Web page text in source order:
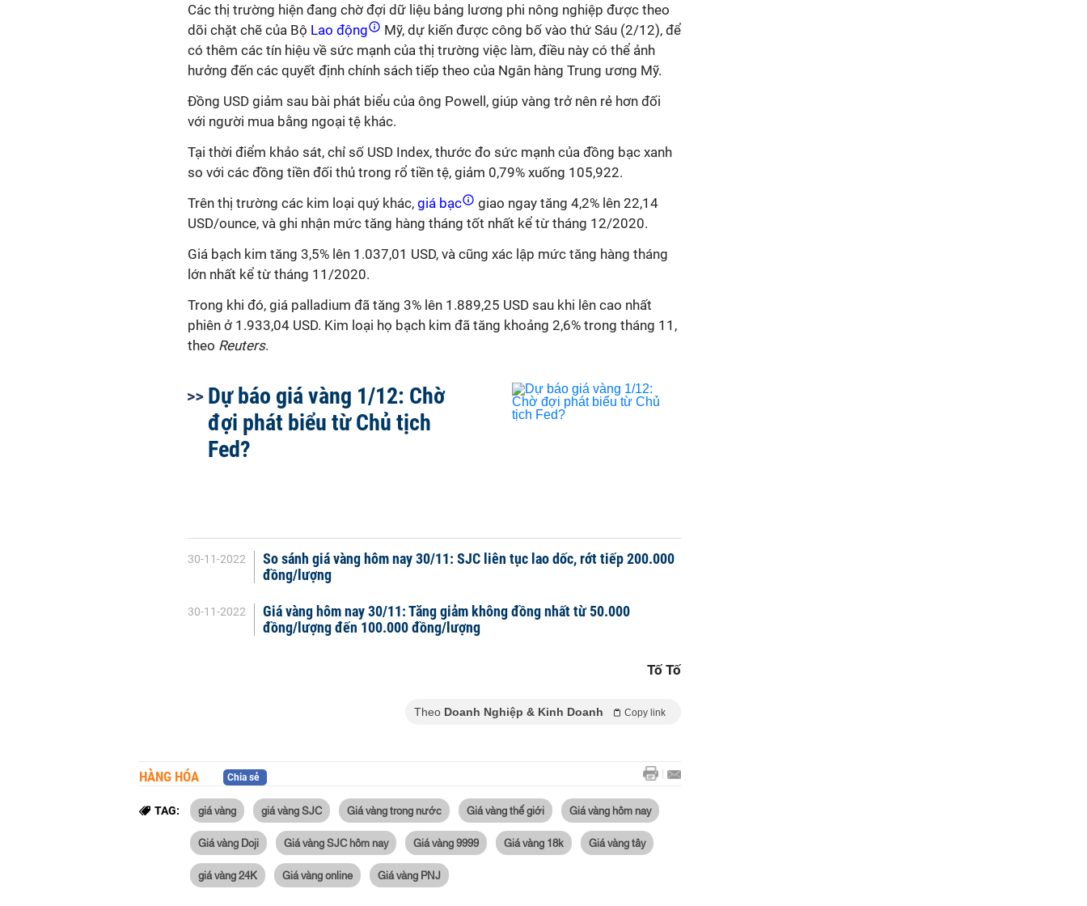
Các thị trường hiện đang chờ đợi dữ liệu bảng lương phi nông nghiệp được theo
dõi chặt chẽ của Bộ Lao động
Mỹ, dự kiến được công bố vào thứ Sáu (2/12), để
có thêm các tín hiệu về sức mạnh của thị trường việc làm, điều này có thể ảnh
hưởng đến các quyết định chính sách tiếp theo của Ngân hàng Trung ương Mỹ.
Đồng USD giảm sau bài phát biểu của ông Powell, giúp vàng trở nên rẻ hơn đối
với người mua bằng ngoại tệ khác.
Tại thời điểm khảo sát, chỉ số USD Index, thước đo sức mạnh của đồng bạc xanh
so với các đồng tiền đối thủ trong rổ tiền tệ, giảm 0,79% xuống 105,922.
Trên thị trường các kim loại quý khác, giá bạc
giao ngay tăng 4,2% lên 22,14
USD/ounce, và ghi nhận mức tăng hàng tháng tốt nhất kể từ tháng 12/2020.
Giá bạch kim tăng 3,5% lên 1.037,01 USD, và cũng xác lập mức tăng hàng tháng
lớn nhất kể từ tháng 11/2020.
Trong khi đó, giá palladium đã tăng 3% lên 1.889,25 USD sau khi lên cao nhất
phiên ở 1.933,04 USD. Kim loại họ bạch kim đã tăng khoảng 2,6% trong tháng 11,
theo Reuters.
Dự báo giá vàng 1/12: Chờ
đợi phát biểu từ Chủ tịch
Fed?
30-11-2022
So sánh giá vàng hôm nay 30/11: SJC liên tục lao dốc, rớt tiếp 200.000
đồng/lượng
30-11-2022
Giá vàng hôm nay 30/11: Tăng giảm không đồng nhất từ 50.000
đồng/lượng đến 100.000 đồng/lượng
Tố Tố
Theo Doanh Nghiệp & Kinh Doanh Copy link
HÀNG HÓA Chia sẻ
TAG: giá vàng giá vàng SJC Giá vàng trong nước Giá vàng thế giới Giá vàng hôm nay
Giá vàng Doji Giá vàng SJC hôm nay Giá vàng 9999 Giá vàng 18k Giá vàng tây
giá vàng 24K Giá vàng online Giá vàng PNJ